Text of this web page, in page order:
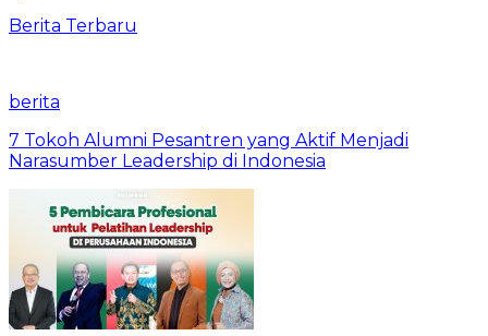
Berita Terbaru
berita
7 Tokoh Alumni Pesantren yang Aktif Menjadi
Narasumber Leadership di Indonesia